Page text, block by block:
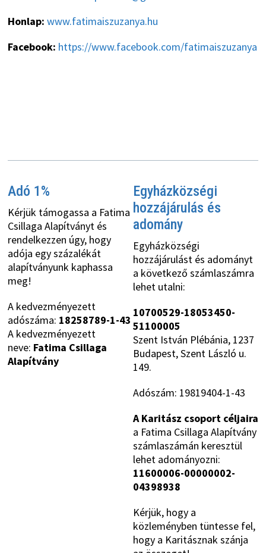
Honlap: www.fatimaiszuzanya.hu
Facebook: https://www.facebook.com/fatimaiszuzanya
Adó 1%
Kérjük támogassa a Fatima
Csillaga Alapítványt és
rendelkezzen úgy, hogy
adója egy százalékát
alapítványunk kaphassa
meg!
A kedvezményezett
adószáma: 18258789-1-43
A kedvezményezett
neve: Fatima Csillaga
Alapítvány
Egyházközségi
hozzájárulás és
adomány
Egyházközségi
hozzájárulást és adományt
a következő számlaszámra
lehet utalni:
10700529-18053450-
51100005
Szent István Plébánia, 1237
Budapest, Szent László u.
149.
Adószám: 19819404-1-43
A Karitász csoport céljaira
a Fatima Csillaga Alapítvány
számlaszámán keresztül
lehet adományozni:
11600006-00000002-
04398938
Kérjük, hogy a
közleményben tüntesse fel,
hogy a Karitásznak szánja